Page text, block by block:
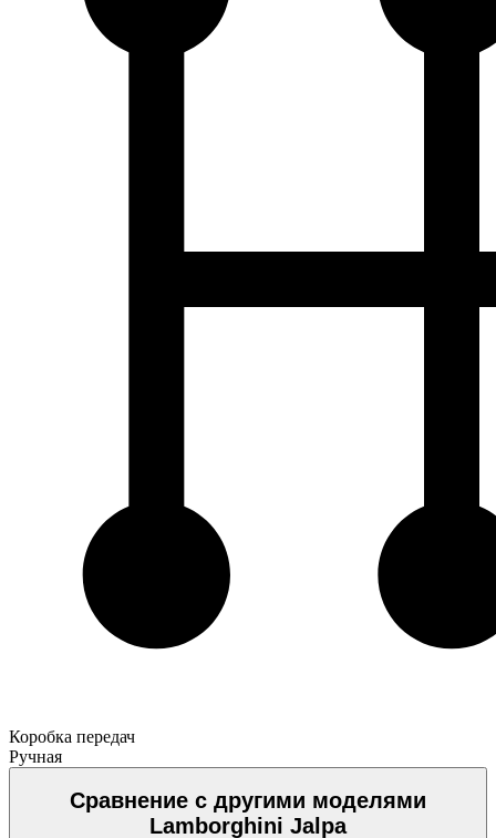
Коробка передач
Ручная
Сравнение с другими моделями
Lamborghini Jalpa